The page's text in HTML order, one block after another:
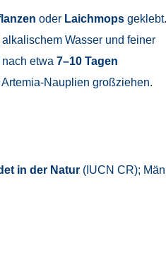
oder Laichmops
Wasser und feiner
etwa 7–10 Tagen
Nauplien großziehen.
in der Natur(IUCN CR);